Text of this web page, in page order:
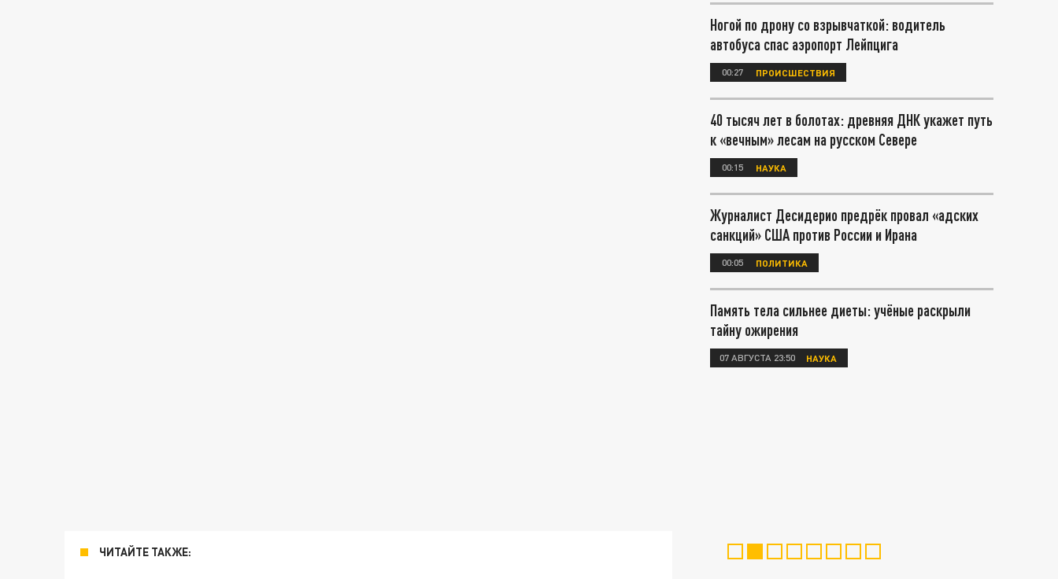
ЧИТАЙТЕ ТАКЖЕ:
Ногой по дрону со взрывчаткой: водитель
автобуса спас аэропорт Лейпцига
00:27 ПРОИСШЕСТВИЯ
40 тысяч лет в болотах: древняя ДНК укажет путь
к «вечным» лесам на русском Севере
00:15 НАУКА
Журналист Десидерио предрёк провал «адских
санкций» США против России и Ирана
00:05 ПОЛИТИКА
Память тела сильнее диеты: учёные раскрыли
тайну ожирения
07 АВГУСТА 23:50 НАУКА